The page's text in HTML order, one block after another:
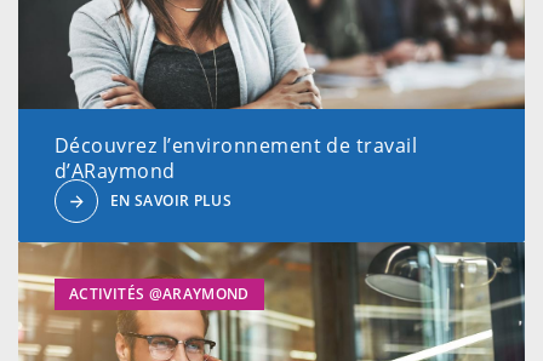
Découvrez l’environnement de travail
d’ARaymond
EN SAVOIR PLUS
ACTIVITÉS @ARAYMOND